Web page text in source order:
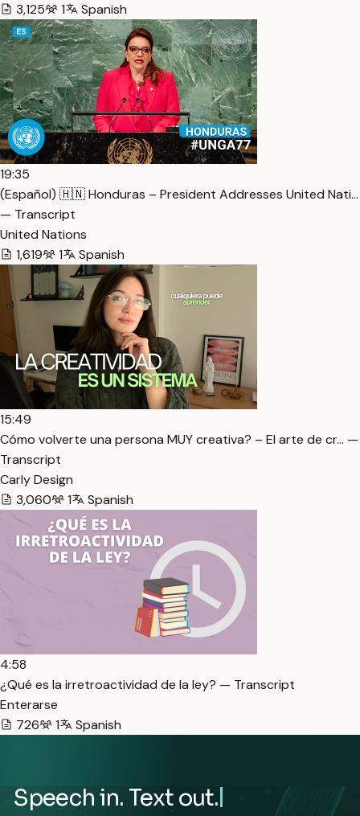
3,125
1 Spanish
19:35
(Español) 🇭🇳 Honduras – President Addresses United Nati…
— Transcript
United Nations
1,619
1 Spanish
15:49
Cómo volverte una persona MUY creativa? – El arte de cr… —
Transcript
Carly Design
3,060
1 Spanish
4:58
¿Qué es la irretroactividad de la ley? — Transcript
Enterarse
726
1 Spanish
Speech in. Text out.